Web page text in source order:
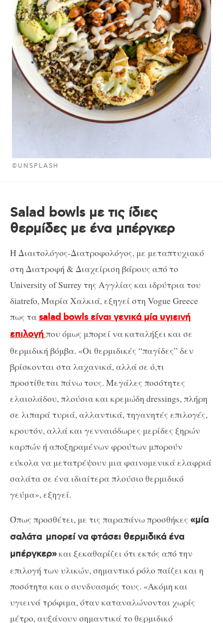
©UNSPLASH
Salad bowls με τις ίδιες
θερμίδες με ένα μπέργκερ
H Διαιτολόγος-Διατροφολόγος, με μεταπτυχιακό
στη Διατροφή & Διαχείριση βάρους από το
University of Surrey της Αγγλίας και ιδρύτρια του
δiatrefo, Μαρία Χαλκιά, εξηγεί στη Vogue Greece
πως ταsalad bowls είναι γενικά μία υγιεινή
επιλογήπου όμως μπορεί να καταλήξει και σε
θερμιδική βόμβα. «Οι θερμιδικές “παγίδες” δεν
βρίσκονται στα λαχανικά, αλλά σε ό,τι
προστίθεται πάνω τους. Μεγάλες ποσότητες
ελαιολάδου, πλούσια και κρεμώδη dressings, πλήρη
σε λιπαρά τυριά, αλλαντικά, τηγανητές επιλογές,
κρουτόν, αλλά και γενναιόδωρες μερίδες ξηρών
καρπών ή αποξηραμένων φρούτων μπορούν
εύκολα να μετατρέψουν μια φαινομενικά ελαφριά
σαλάτα σε ένα ιδιαίτερα πλούσιο θερμιδικό
γεύμα», εξηγεί.
Όπως προσθέτει, με τις παραπάνω προσθήκες «μία
σαλάτα μπορεί να φτάσει θερμιδικά ένα
μπέργκερ»και ξεκαθαρίζει ότι εκτός από την
επιλογή των υλικών, σημαντικό ρόλο παίζει και η
ποσότητα και ο συνδυασμός τους. «Ακόμη και
υγιεινά τρόφιμα, όταν καταναλώνονται χωρίς
μέτρο, αυξάνουν σημαντικά το θερμιδικό